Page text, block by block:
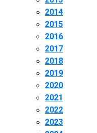
2014
2015
2016
2017
2018
2019
2020
2021
2022
2023